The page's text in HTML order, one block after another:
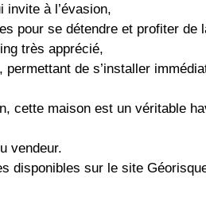
invite à l’évasion,
pour se détendre et profiter
très apprécié,
de s’installer
cette maison est un véritable
vendeur.
disponibles sur le site